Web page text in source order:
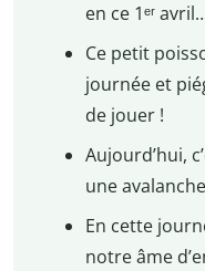
en ce 1ᵉʳ
Ce petit
journée et
de jouer !
Aujourd’hui,
une
En cette
notre âme